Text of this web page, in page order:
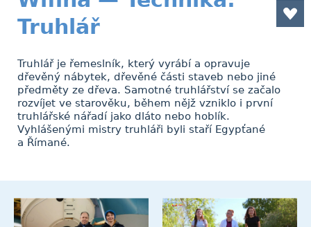
Truhlář
Truhlář je řemeslník, který vyrábí a opravuje
dřevěný nábytek, dřevěné části staveb nebo jiné
předměty ze dřeva. Samotné truhlářství se začalo
rozvíjet ve starověku, během nějž vzniklo i první
truhlářské nářadí jako dláto nebo hoblík.
Vyhlášenými mistry truhláři byli staří Egypťané
a Římané.